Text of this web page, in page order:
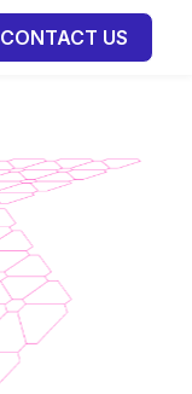
CONTACT US